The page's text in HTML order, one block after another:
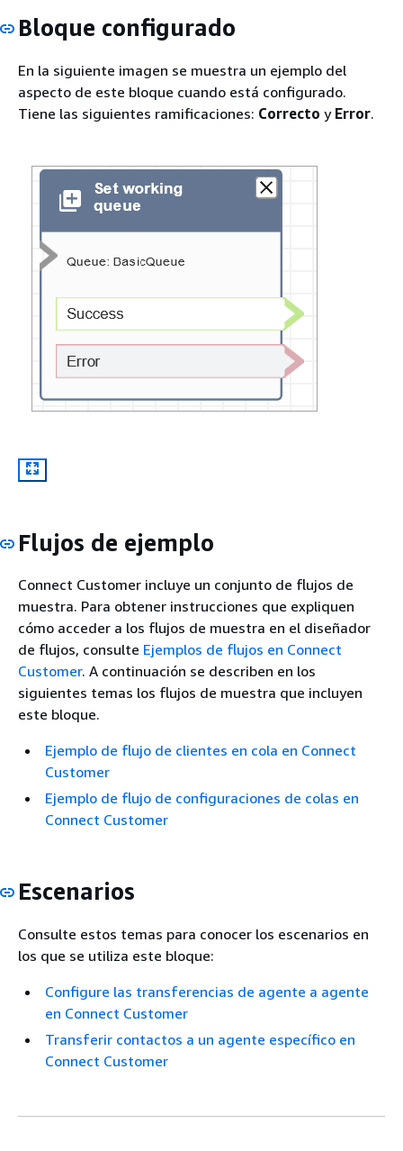
Bloque configurado
En la siguiente imagen se muestra un ejemplo del
aspecto de este bloque cuando está configurado.
Tiene las siguientes ramificaciones: Correcto y Error.
Flujos de ejemplo
Connect Customer incluye un conjunto de flujos de
muestra. Para obtener instrucciones que expliquen
cómo acceder a los flujos de muestra en el diseñador
de flujos, consulte Ejemplos de flujos en Connect
Customer. A continuación se describen en los
siguientes temas los flujos de muestra que incluyen
este bloque.
Ejemplo de flujo de clientes en cola en Connect
Customer
Ejemplo de flujo de configuraciones de colas en
Connect Customer
Escenarios
Consulte estos temas para conocer los escenarios en
los que se utiliza este bloque:
Configure las transferencias de agente a agente
en Connect Customer
Transferir contactos a un agente específico en
Connect Customer